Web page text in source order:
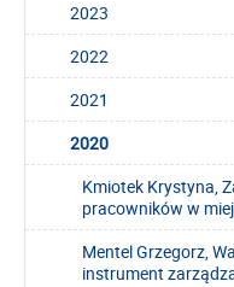
2023
2022
2021
2020
Kmiotek Krystyna,
pracowników w
Mentel Grzegorz,
instrument